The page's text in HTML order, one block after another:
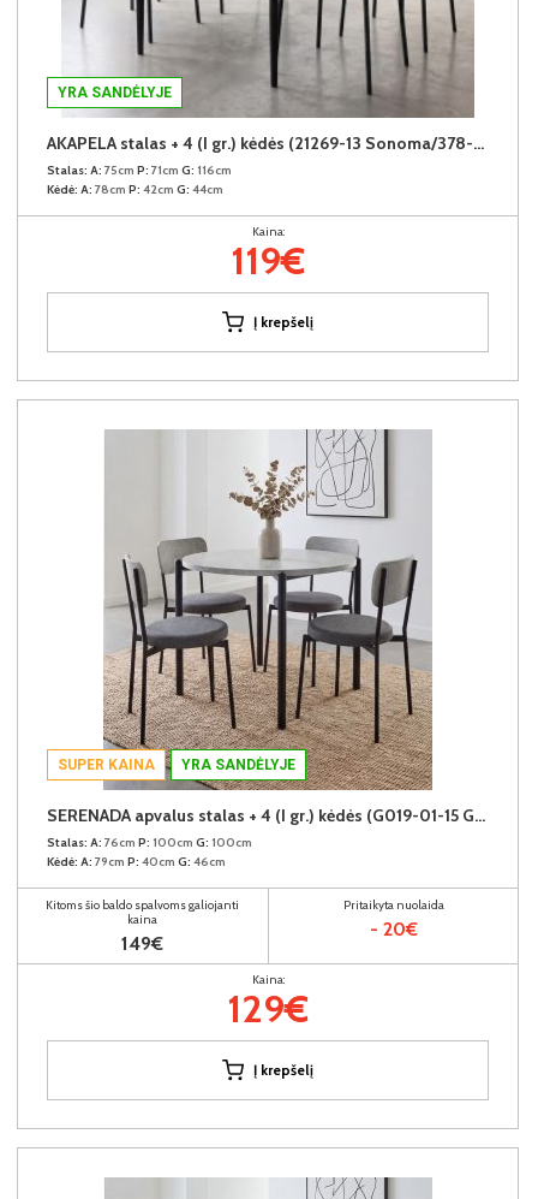
YRA SANDĖLYJE
AKAPELA stalas + 4 (I gr.) kėdės (21269-13 Sonoma/378-08 Rusvas)
Stalas: A: 75cm P: 71cm G: 116cm
Kėdė: A: 78cm P: 42cm G: 44cm
Kaina:
119€
Į krepšelį
SUPER KAINA YRA SANDĖLYJE
SERENADA apvalus stalas + 4 (I gr.) kėdės (G019-01-15 Grey Marble/378-26 Pilkas)
Stalas: A: 76cm P: 100cm G: 100cm
Kėdė: A: 79cm P: 40cm G: 46cm
Kitoms šio baldo spalvoms galiojanti
kaina
149€
Pritaikyta nuolaida
- 20€
Kaina:
129€
Į krepšelį